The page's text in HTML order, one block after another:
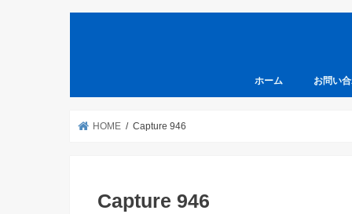
ホーム お問い
HOME Capture 946
Capture 946